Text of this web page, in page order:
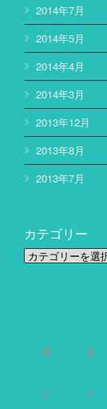
2014年7月
2014年5月
2014年4月
2014年3月
2013年12月
2013年8月
2013年7月
カテゴリー
カ
月 火
3
4